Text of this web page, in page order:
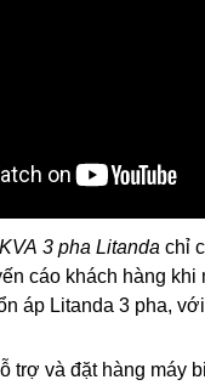
3 pha Litanda chỉ
cáo khách hàng
áp Litanda 3 pha,
trợ và đặt hàng máy